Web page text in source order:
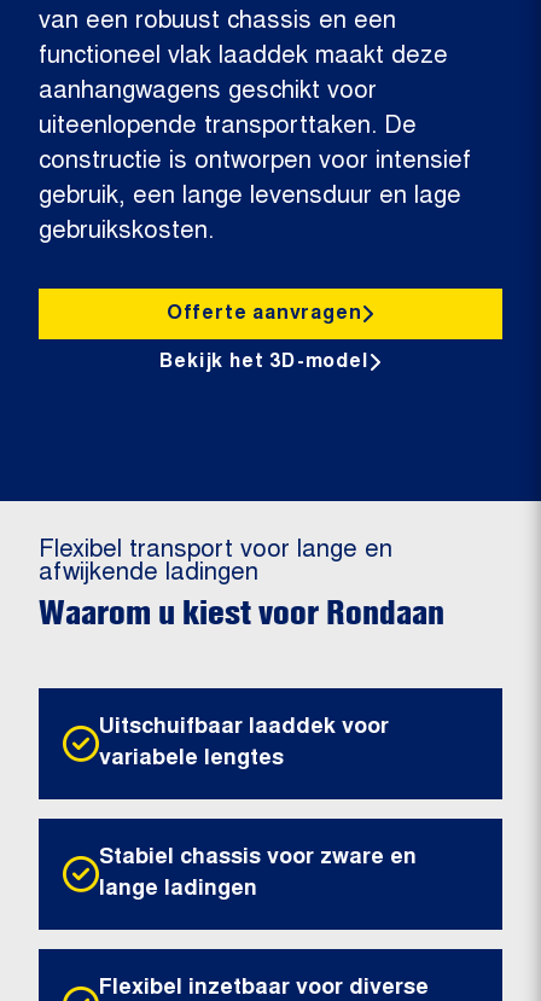
van een robuust chassis en een
functioneel vlak laaddek maakt deze
aanhangwagens geschikt voor
uiteenlopende transporttaken. De
constructie is ontworpen voor intensief
gebruik, een lange levensduur en lage
gebruikskosten.
Offerte aanvragen
Bekijk het 3D-model
Flexibel transport voor lange en
afwijkende ladingen
Waarom u kiest voor Rondaan
Uitschuifbaar laaddek voor
variabele lengtes
Stabiel chassis voor zware en
lange ladingen
Flexibel inzetbaar voor diverse